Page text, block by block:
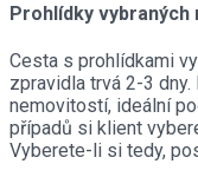
Prohlídky
Cesta s prohlídkami
zpravidla trvá 2-3
nemovitostí, ideální
případů si klient
Vyberete-li si tedy,